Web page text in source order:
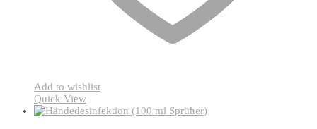
Add to wishlist
Quick View